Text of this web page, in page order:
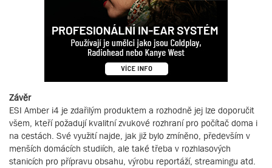
Závěr
ESI Amber i4 je zdařilým produktem a rozhodně jej lze doporučit
všem, kteří požadují kvalitní zvukové rozhraní pro počítač doma i
na cestách. Své využití najde, jak již bylo zmíněno, především v
menších domácích studiích, ale také třeba v rozhlasových
stanicích pro přípravu obsahu, výrobu reportáží, streamingu atd.